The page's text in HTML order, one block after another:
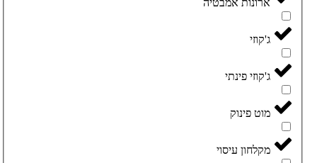
ארונות אמבטיה
ג'קוזי
ג'קוזי פינתי
מוט פינוק
מקלחון עיסוי